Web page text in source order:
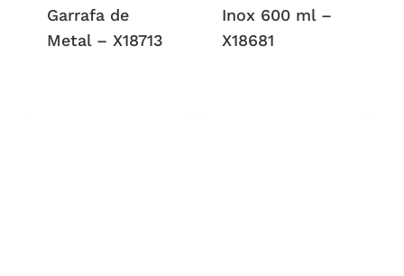
Garrafa de
Metal – X18713
Inox 600 ml –
X18681